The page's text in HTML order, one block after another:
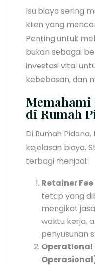
Isu biaya sering
klien yang
Penting untuk
bukan sebagai
investasi vital
kebebasan, dan
di Rumah
Di Rumah
kejelasan biaya.
terbagi menjadi:
Retainer
tetap yang
mengikat
waktu kerja,
penyusunan
Operational